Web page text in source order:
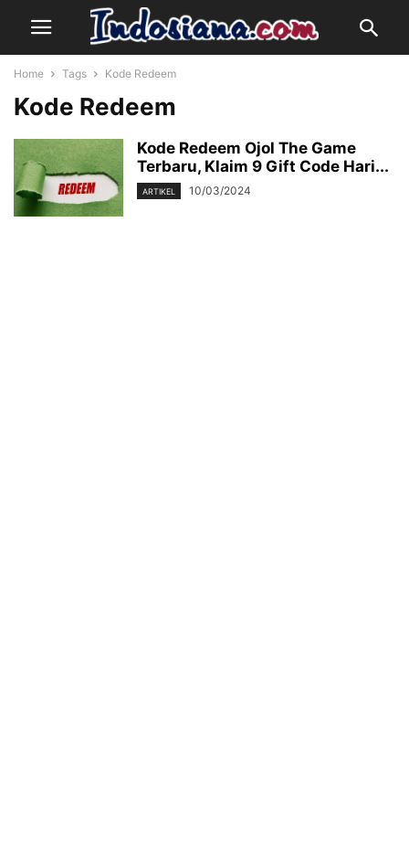
Home Tags Kode Redeem
Kode Redeem
Kode Redeem Ojol The Game
Terbaru, Klaim 9 Gift Code Hari...
ARTIKEL 10/03/2024